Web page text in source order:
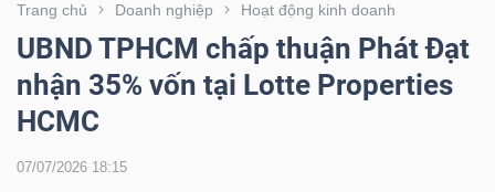
Trang chủ Doanh nghiệp Hoạt động kinh doanh
UBND TPHCM chấp thuận Phát Đạt
nhận 35% vốn tại Lotte Properties
HCMC
07/07/2026 18:15
CHỨNG
KHOÁN